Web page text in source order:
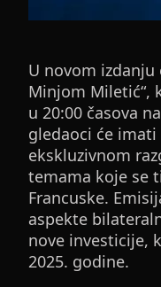
U novom izdanju
Minjom Miletić“,
u 20:00 časova
gledaoci će
ekskluzivnom
temama koje se
Francuske.
aspekte
nove investicije,
2025. godine.